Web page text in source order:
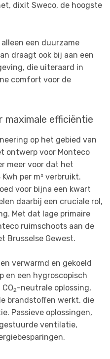
dixit Sweco, de hoogste
een duurzame
draagt ook bij aan een
die uiteraard in
comfort voor de
maximale efficiëntie
op het gebied van
ontwerp voor Monteco
meer voor dat het
per m² verbruikt.
voor bijna een kwart
daarbij een cruciale rol,
Met dat lage primaire
ruimschoots aan de
Brusselse Gewest.
verwarmd en gekoeld
en een hygroscopisch
2-neutrale oplossing,
brandstoffen werkt, die
Passieve oplossingen,
ventilatie,